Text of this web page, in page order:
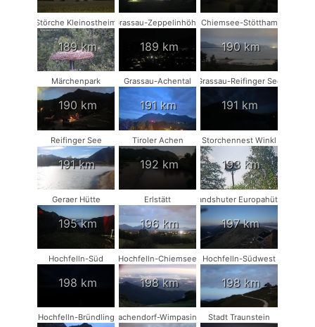
Störche Kleinostheim
189 km
Grassau-Zeppelinhöhe
189 km
Chiemsee-Stöttham
190 km
Märchenpark
190 km
Grassau-Achental
191 km
Grassau-Reifinger See
191 km
Reifinger See
191 km
Tiroler Achen
192 km
Storchennest Winkl
193 km
Geraer Hütte
195 km
Erlstätt
196 km
Landshuter Europahütte
197 km
Hochfelln-Süd
198 km
Hochfelln-Chiemsee
198 km
Hochfelln-Südwest
198 km
Hochfelln-BründlingVachendorf-Wimpasing Stadt Traunstein